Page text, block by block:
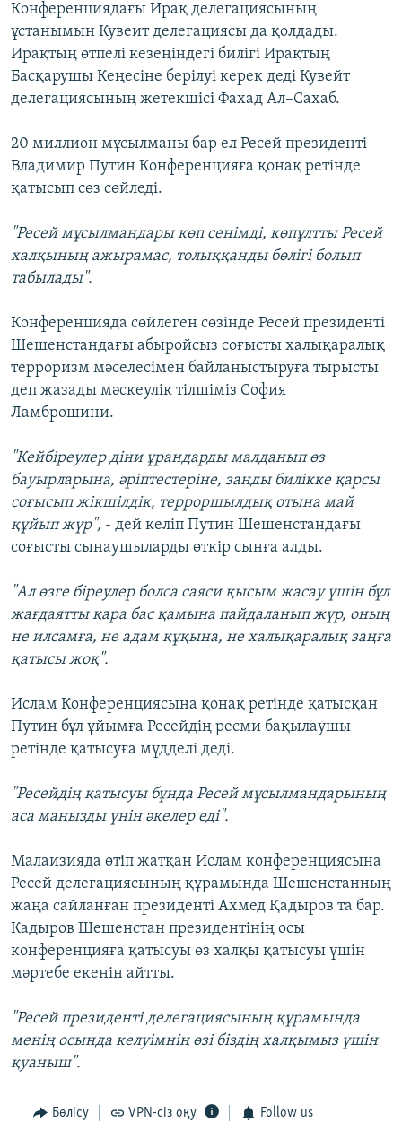
Конференциядағы Ирақ делегациясының
ұстанымын Кувеит делегациясы да қолдады.
Ирақтың өтпелі кезеңіндегі билігі Ирақтың
Басқарушы Кеңесіне берілуі керек деді Кувейт
делегациясының жетекшісі Фахад Ал–Сахаб.
20 миллион мұсылманы бар ел Ресей президенті
Владимир Путин Конференцияға қонақ ретінде
қатысып сөз сөйледі.
"Ресей мұсылмандары көп сенімді, көпұлтты Ресей
халқының ажырамас, толыққанды бөлігі болып
табылады".
Конференцияда сөйлеген сөзінде Ресей президенті
Шешенстандағы абыройсыз соғысты халықаралық
терроризм мәселесімен байланыстыруға тырысты
деп жазады мәскеулік тілшіміз София
Ламброшини.
"Кейбіреулер діни ұрандарды малданып өз
бауырларына, әріптестеріне, заңды билікке қарсы
соғысып жікшілдік, терроршылдық отына май
құйып жүр", - дей келіп Путин Шешенстандағы
соғысты сынаушыларды өткір сынға алды.
"Ал өзге біреулер болса саяси қысым жасау үшін бұл
жағдаятты қара бас қамына пайдаланып жүр, оның
не илсамға, не адам құқына, не халықаралық заңға
қатысы жоқ".
Ислам Конференциясына қонақ ретінде қатысқан
Путин бұл ұйымға Ресейдің ресми бақылаушы
ретінде қатысуға мүдделі деді.
"Ресейдің қатысуы бұнда Ресей мұсылмандарының
аса маңызды үнін әкелер еді".
Малаизияда өтіп жатқан Ислам конференциясына
Ресей делегациясының құрамында Шешенстанның
жаңа сайланған президенті Ахмед Қадыров та бар.
Кадыров Шешенстан президентінің осы
конференцияға қатысуы өз халқы қатысуы үшін
мәртебе екенін айтты.
"Ресей президенті делегациясының құрамында
менің осында келуімнің өзі біздің халқымыз үшін
қуаныш".
Бөлісу VPN-сіз оқу Follow us